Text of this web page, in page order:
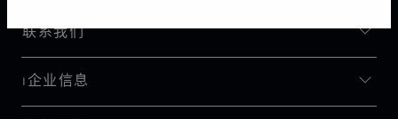
联系我们
I企业信息